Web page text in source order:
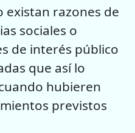
existan razones de
sociales o
de interés público
que así lo
hubieren
previstos